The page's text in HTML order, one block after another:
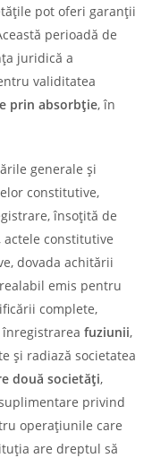
pot oferi garanții
perioadă de
juridică a
validitatea
prin absorbție, în
generale și
constitutive,
însoțită de
actele constitutive
dovada achitării
emis pentru
complete,
fuziunii,
și radiază societatea
două societăți,
privind
operațiunile care
are dreptul să